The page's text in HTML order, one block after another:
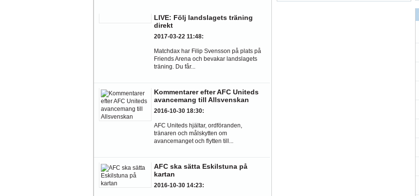
LIVE: Följ landslagets träning
direkt
2017-03-22 11:48:
Matchdax har Filip Svensson på plats på
Friends Arena och bevakar landslagets
träning. Du får...
Kommentarer efter AFC Uniteds
avancemang till Allsvenskan
2016-10-30 18:30:
AFC Uniteds hjältar, ordföranden,
tränaren och målskytten om
avancemanget och flytten till...
AFC ska sätta Eskilstuna på
kartan
2016-10-30 14:23: